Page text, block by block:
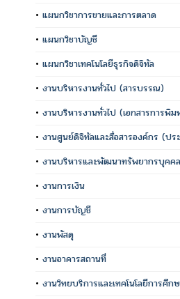
• แผนกวิชาการขายและการตลาด
• แผนกวิชาบัญชี
• แผนกวิชาเทคโนโลยีธุรกิจดิจิทัล
• งานบริหารงานทั่วไป (สารบรรณ)
• งานบริหารงานทั่วไป (เอกสารการพิ
• งานศูนย์ดิจิทัลและสื่อสารองค์กร (ปร
• งานบริหารและพัฒนาทรัพยากรบุคคล
• งานการเงิน
• งานการบัญชี
• งานพัสดุ
• งานอาคารสถานที่
• งานวิทยบริการและเทคโนโลยีการศึ